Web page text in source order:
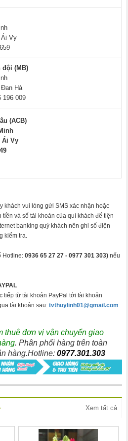
Ái Vy
đội (MB)
Hà
196 009
(ACB)
Ái Vy
khách vui lòng gửi SMS xác nhận hoặc
và số tài khoản của quí khách để tiện
banking quý khách nên ghi số điện
kiểm tra.
Hotline:0936 65 27 27 -0977 301 303) nếu
tiếp từ tài khoản PayPal tới tài khoản
tài khoản sau:tvthuylinh01@gmail.com
thuê đơn vị vận chuyển giao
. Phân phối hàng trên toàn
hàng.Hotline:0977.301.303
Xem tất cả